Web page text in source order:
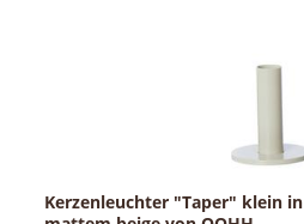
Kerzenleuchter "Taper" klein in